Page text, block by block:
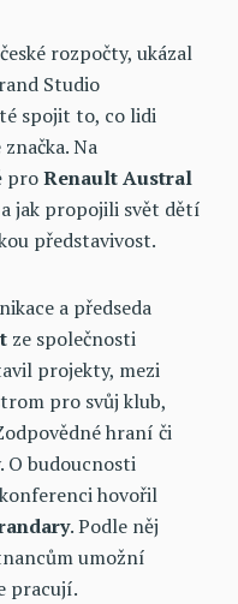
rozpočty, ukázal
Studio
spojit to, co lidi
Na
proRenault Austral
jak propojili svět dětí
představivost.
a předseda
ze společnosti
projekty, mezi
pro svůj klub,
hraní či
O budoucnosti
hovořil
. Podle něj
umožní
pracují.